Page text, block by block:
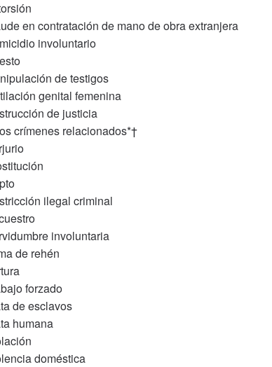
en contratación de mano de obra extranjera
involuntario
de testigos
genital femenina
de justicia
crímenes relacionados*†
ilegal criminal
involuntaria
de rehén
forzado
de esclavos
humana
doméstica